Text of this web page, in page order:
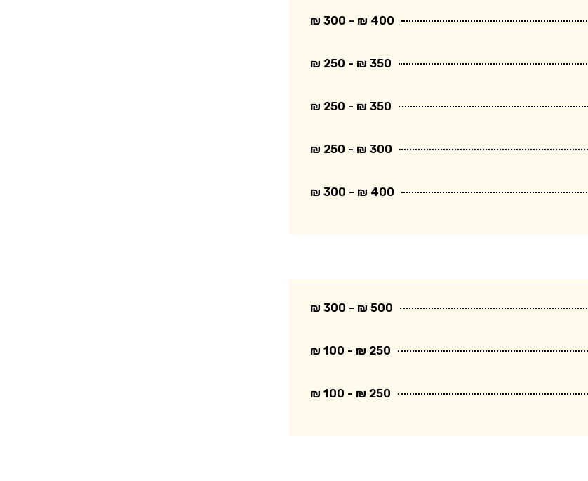
400 ₪ - 300 ₪
350 ₪ - 250 ₪
350 ₪ - 250 ₪
300 ₪ - 250 ₪
400 ₪ - 300 ₪
500 ₪ - 300 ₪
250 ₪ - 100 ₪
250 ₪ - 100 ₪